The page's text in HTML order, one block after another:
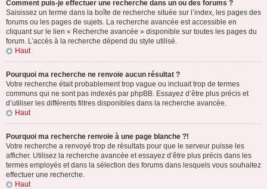
Comment puis-je effectuer une recherche dans un ou des forums ?
Saisissez un terme dans la boîte de recherche située sur l’index, les pages des
forums ou les pages de sujets. La recherche avancée est accessible en
cliquant sur le lien « Recherche avancée » disponible sur toutes les pages du
forum. L’accès à la recherche dépend du style utilisé.
Haut
Pourquoi ma recherche ne renvoie aucun résultat ?
Votre recherche était probablement trop vague ou incluait trop de termes
communs qui ne sont pas indexés par phpBB. Essayez d’être plus précis et
d’utiliser les différents filtres disponibles dans la recherche avancée.
Haut
Pourquoi ma recherche renvoie à une page blanche ?!
Votre recherche a renvoyé trop de résultats pour que le serveur puisse les
afficher. Utilisez la recherche avancée et essayez d’être plus précis dans les
termes employés et dans la sélection des forums dans lesquels vous souhaitez
effectuer une recherche.
Haut